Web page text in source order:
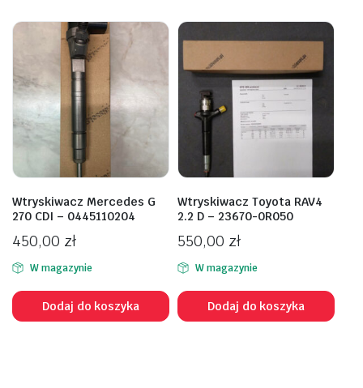
Wtryskiwacz Mercedes G
270 CDI – 0445110204
450,00 zł
W magazynie
Dodaj do koszyka
Wtryskiwacz Toyota RAV4
2.2 D – 23670-0R050
550,00 zł
W magazynie
Dodaj do koszyka